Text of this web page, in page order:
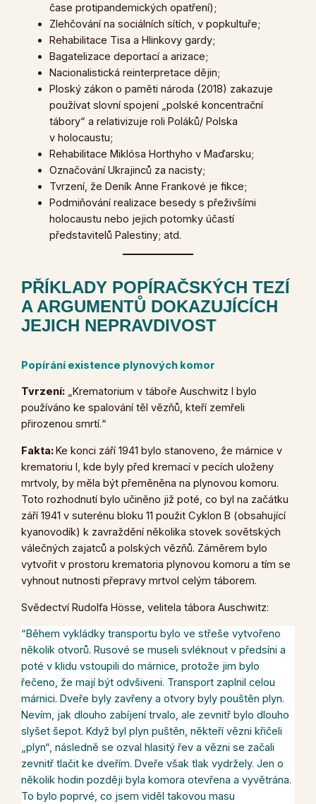
čase protipandemických opatření);
Zlehčování na sociálních sítích, v popkultuře;
Rehabilitace Tisa a Hlinkovy gardy;
Bagatelizace deportací a arizace;
Nacionalistická reinterpretace dějin;
Ploský zákon o paměti národa (2018) zakazuje
používat slovní spojení „polské koncentrační
tábory“ a relativizuje roli Poláků/ Polska
v holocaustu;
Rehabilitace Miklósa Horthyho v Maďarsku;
Označování Ukrajinců za nacisty;
Tvrzení, že Deník Anne Frankové je fikce;
Podmiňování realizace besedy s přeživšími
holocaustu nebo jejich potomky účastí
představitelů Palestiny; atd.
PŘÍKLADY POPÍRAČSKÝCH TEZÍ
A ARGUMENTŮ DOKAZUJÍCÍCH
JEJICH NEPRAVDIVOST
Popírání existence plynových komor
Tvrzení: „Krematorium v ​​táboře Auschwitz I bylo
používáno ke spalování těl vězňů, kteří zemřeli
přirozenou smrtí.“
Fakta:Ke konci září 1941 bylo stanoveno, že márnice v
krematoriu I, kde byly před kremací v pecích uloženy
mrtvoly, by měla být přeměněna na plynovou komoru.
Toto rozhodnutí bylo učiněno již poté, co byl na začátku
září 1941 v suterénu bloku 11 použit Cyklon B (obsahující
kyanovodík) k zavraždění několika stovek sovětských
válečných zajatců a polských vězňů. Záměrem bylo
vytvořit v prostoru krematoria plynovou komoru a tím se
vyhnout nutnosti přepravy mrtvol celým táborem.
Svědectví Rudolfa Hösse, velitela tábora Auschwitz:
“Během vykládky transportu bylo ve střeše vytvořeno
několik otvorů. Rusové se museli svléknout v předsíni a
poté v klidu vstoupili do márnice, protože jim bylo
řečeno, že mají být odvšiveni. Transport zaplnil celou
márnici. Dveře byly zavřeny a otvory byly pouštěn plyn.
Nevím, jak dlouho zabíjení trvalo, ale zevnitř bylo dlouho
slyšet šepot. Když byl plyn puštěn, někteří vězni křičeli
„plyn“, následně se ozval hlasitý řev a vězni se začali
zevnitř tlačit ke dveřím. Dveře však tlak vydržely. Jen o
několik hodin později byla komora otevřena a vyvětrána.
To bylo poprvé, co jsem viděl takovou masu